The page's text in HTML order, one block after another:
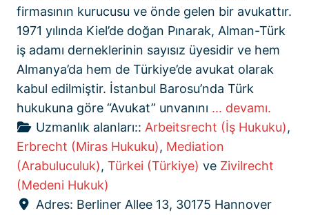
firmasının kurucusu ve önde gelen bir avukattır.
1971 yılında Kiel’de doğan Pınarak, Alman-Türk
iş adamı derneklerinin sayısız üyesidir ve hem
Almanya’da hem de Türkiye’de avukat olarak
kabul edilmiştir. İstanbul Barosu’nda Türk
hukukuna göre “Avukat” unvanını ... devamı.
Uzmanlık alanları:: Arbeitsrecht (İş Hukuku),
Erbrecht (Miras Hukuku), Mediation
(Arabuluculuk), Türkei (Türkiye) ve Zivilrecht
(Medeni Hukuk)
Adres: Berliner Allee 13, 30175 Hannover